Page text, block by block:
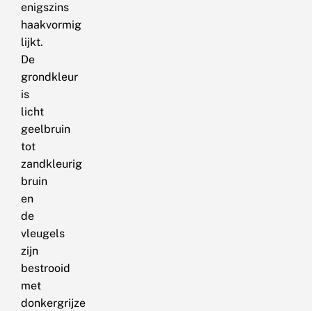
enigszins
haakvormig
lijkt.
De
grondkleur
is
licht
geelbruin
tot
zandkleurig
bruin
en
de
vleugels
zijn
bestrooid
met
donkergrijze